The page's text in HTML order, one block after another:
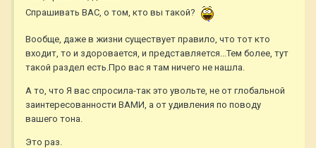
Спрашивать ВАС, о том, кто вы такой?
Вообще, даже в жизни существует правило, что тот кто
входит, то и здоровается, и представляется...Тем более, тут
такой раздел есть.Про вас я там ничего не нашла.
А то, что Я вас спросила-так это увольте, не от глобальной
заинтересованности ВАМИ, а от удивления по поводу
вашего тона.
Это раз.